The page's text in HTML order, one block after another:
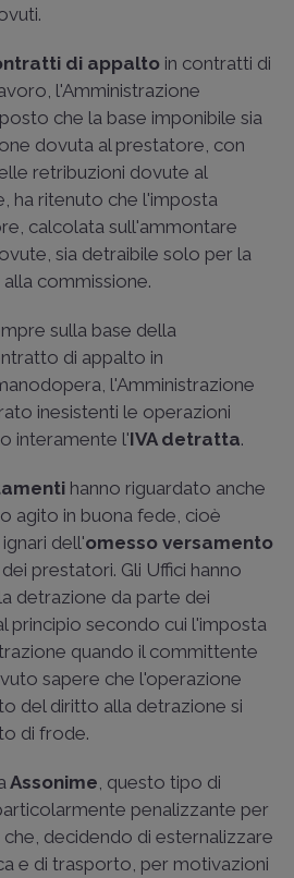
di appalto in contratti di
l'Amministrazione
che la base imponibile sia
dovuta al prestatore, con
retribuzioni dovute al
ha ritenuto che l'imposta
calcolata sull'ammontare
sia detraibile solo per la
commissione.
sulla base della
di appalto in
l'Amministrazione
inesistenti le operazioni
interamente l'IVA detratta.
hanno riguardato anche
agito in buona fede, cioè
dell'omesso versamento
prestatori. Gli Uffici hanno
detrazione da parte dei
principio secondo cui l'imposta
quando il committente
sapere che l'operazione
del diritto alla detrazione si
di frode.
Assonime , questo tipo di
penalizzante per
decidendo di esternalizzare
e di trasporto, per motivazioni